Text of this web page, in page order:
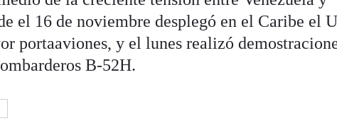
el 16 de noviembre desplegó en el Caribe el
portaaviones, y el lunes realizó
B-52H.